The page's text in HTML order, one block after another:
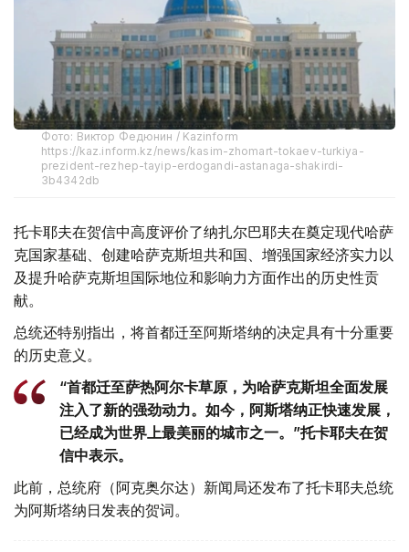
Фото: Виктор Федюнин / Kazinform
https://kaz.inform.kz/news/kasim-zhomart-tokaev-turkiya-
prezident-rezhep-tayip-erdogandi-astanaga-shakirdi-
3b4342db
托卡耶夫在贺信中高度评价了纳扎尔巴耶夫在奠定现代哈萨
克国家基础、创建哈萨克斯坦共和国、增强国家经济实力以
及提升哈萨克斯坦国际地位和影响力方面作出的历史性贡
献。
总统还特别指出，将首都迁至阿斯塔纳的决定具有十分重要
的历史意义。
“首都迁至萨热阿尔卡草原，为哈萨克斯坦全面发展
注入了新的强劲动力。如今，阿斯塔纳正快速发展，
已经成为世界上最美丽的城市之一。”托卡耶夫在贺
信中表示。
此前，总统府（阿克奥尔达）新闻局还发布了托卡耶夫总统
为阿斯塔纳日发表的贺词。